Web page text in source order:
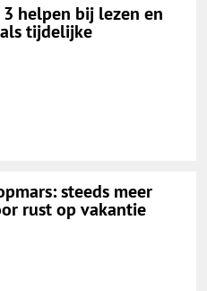
helpen bij lezen en
tijdelijke
steeds meer
rust op vakantie